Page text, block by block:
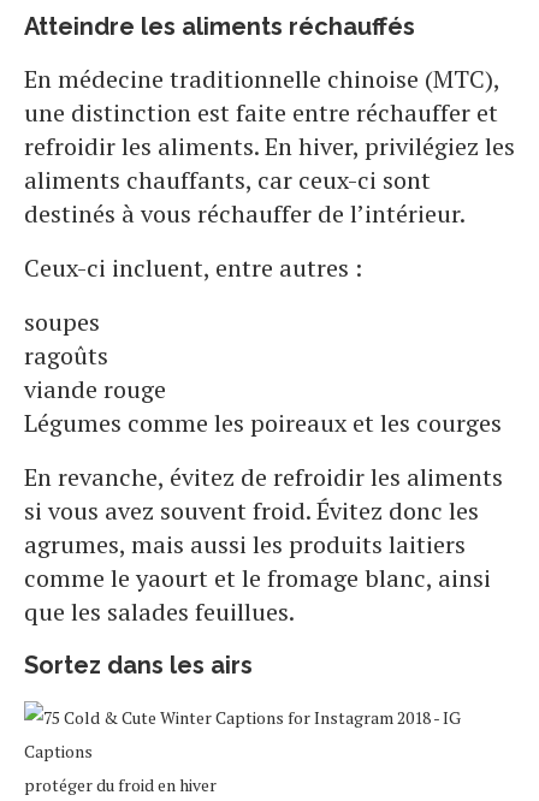
Atteindre les aliments réchauffés
En médecine traditionnelle chinoise (MTC),
une distinction est faite entre réchauffer et
refroidir les aliments. En hiver, privilégiez les
aliments chauffants, car ceux-ci sont
destinés à vous réchauffer de l’intérieur.
Ceux-ci incluent, entre autres :
soupes
ragoûts
viande rouge
Légumes comme les poireaux et les courges
En revanche, évitez de refroidir les aliments
si vous avez souvent froid. Évitez donc les
agrumes, mais aussi les produits laitiers
comme le yaourt et le fromage blanc, ainsi
que les salades feuillues.
Sortez dans les airs
protéger du froid en hiver